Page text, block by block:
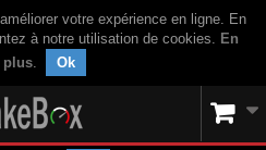
votre expérience en ligne. En
à notre utilisation de cookies. En
plus. Ok